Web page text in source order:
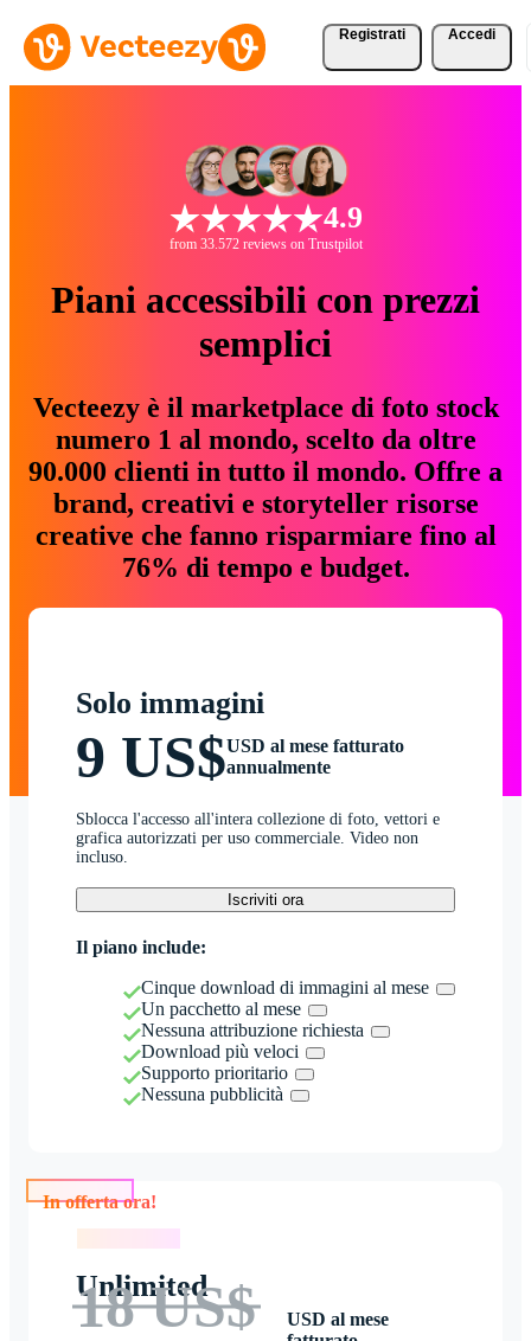
Registrati Accedi
4.9
from 33.572 reviews on Trustpilot
Piani accessibili con prezzi
semplici
Vecteezy è il marketplace di foto stock
numero 1 al mondo, scelto da oltre
90.000 clienti in tutto il mondo. Offre a
brand, creativi e storyteller risorse
creative che fanno risparmiare fino al
76% di tempo e budget.
Solo immagini
9 US$USD al mese fatturato
annualmente
Sblocca l'accesso all'intera collezione di foto, vettori e
grafica autorizzati per uso commerciale. Video non
incluso.
Iscriviti ora
Il piano include:
Cinque download di immagini al mese
Un pacchetto al mese
Nessuna attribuzione richiesta
Download più veloci
Supporto prioritario
Nessuna pubblicità
Unlimited
18 US$
USD al mese